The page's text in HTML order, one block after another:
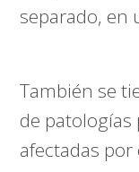
separado, en
También se
de patologías
afectadas por